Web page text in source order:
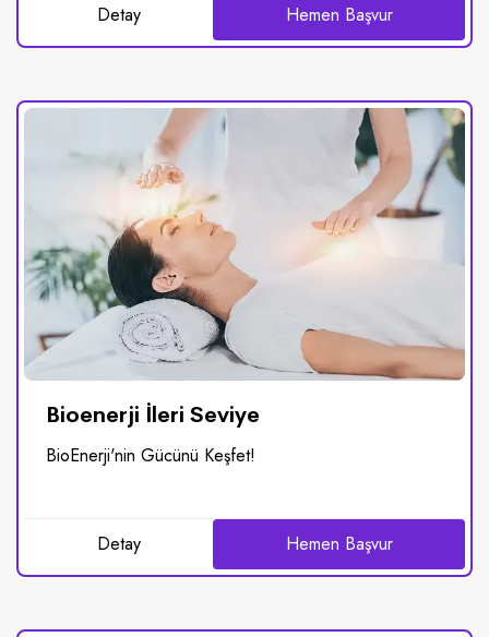
Detay Hemen Başvur
Bioenerji İleri Seviye
BioEnerji'nin Gücünü Keşfet!
Detay Hemen Başvur